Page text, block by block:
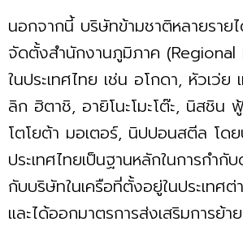
นอกจากนี้ บริษัทข้ามชาติหลายรายไ
จัดตั้งสำนักงานภูมิภาค
ในประเทศไทย เช่น อโกดา, หัวเว่ย
ลิก ฮิตาชิ, อายิโนะโมะโต๊ะ, นิสชิน
โตโยต้า มอเตอร์, นิปปอนสตีล โดย
ประเทศไทยเป็นฐานหลักในการกำกั
กับบริษัทในเครือที่ตั้งอยู่ในประเทศ
และได้ออกมาตรการส่งเสริมการย้า